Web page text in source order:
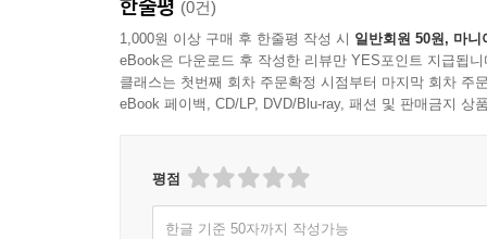
부화 56
아침, 반가사유상 57
뜨거운 주전자 58
공중화장실 60
제3부 무릎에 대한 변론
한줄평 (0건)
1,000원 이상 구매 후 한줄평 작성 시 일반회원 50원, 마니
eBook은 다운로드 후 작성한 리뷰만 YES포인트 지급됩니
클래스는 첫번째 회차 주문확정 시점부터 마지막 회차 주
eBook 페이백, CD/LP, DVD/Blu-ray, 패션 및 판매금지 상
평점
한글 기준 50자까지 작성가능